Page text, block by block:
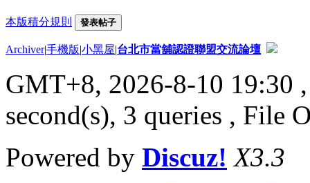
本版積分規則 發表帖子
Archiver|手機版|小黑屋|台北市當舖認證聯盟交流論壇
GMT+8, 2026-8-10 19:30
second(s), 3 queries , File
Powered by Discuz! X3.3